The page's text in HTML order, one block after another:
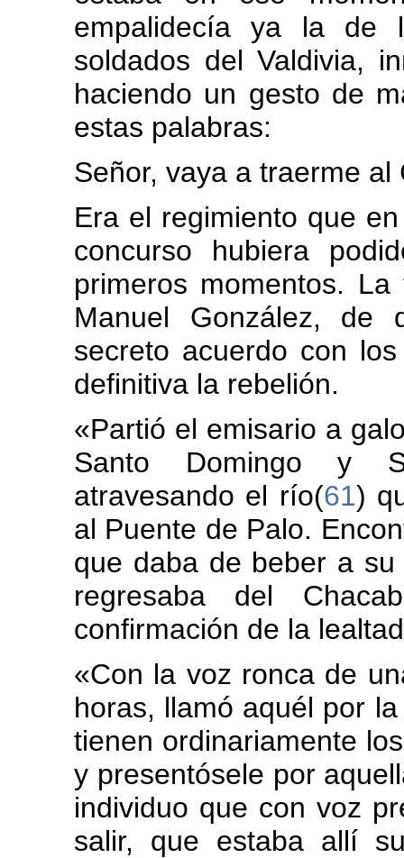
empalidecía ya la de
soldados del Valdivia,
haciendo un gesto de
estas palabras:
Señor, vaya a traerme al
Era el regimiento que
concurso hubiera
primeros momentos.
Manuel González, de
secreto acuerdo con
definitiva la rebelión.
«Partió el emisario a
Santo Domingo y
atravesando el río(61)
al Puente de Palo.
que daba de beber a
regresaba del
confirmación de la
«Con la voz ronca de
horas, llamó aquél por
tienen ordinariamente
y presentósele por
individuo que con voz
salir, que estaba allí